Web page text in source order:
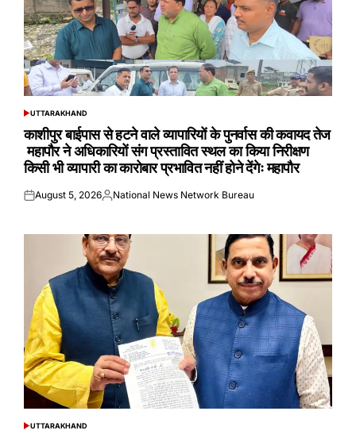
POSTED
UTTARAKHAND
काशीपुर बाईपास से हटने वाले व्यापारियों के पुनर्वास की कवायद तेज
महापौर ने अधिकारियों संग प्रस्तावित स्थल का किया निरीक्षण
किसी भी व्यापारी का कारोबार प्रभावित नहीं होने देंगेः महापौर
Posted
August 5, 2026Posted
National News Network Bureau
POSTED
UTTARAKHAND